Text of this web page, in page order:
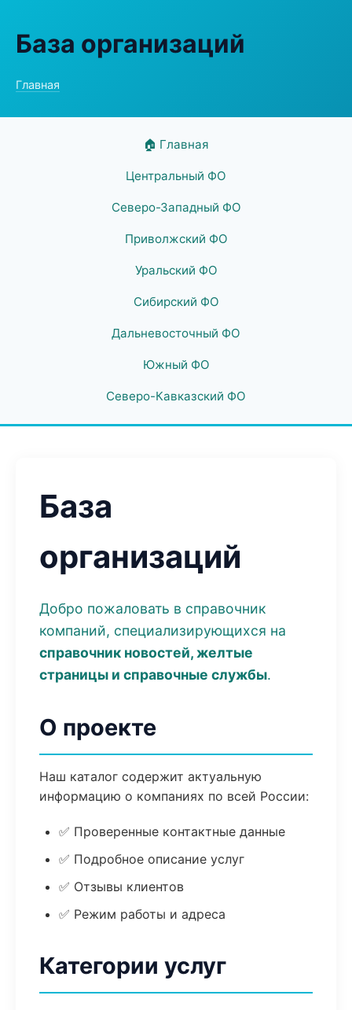
База организаций
Главная
🏠 Главная
Центральный ФО
Северо-Западный ФО
Приволжский ФО
Уральский ФО
Сибирский ФО
Дальневосточный ФО
Южный ФО
Северо-Кавказский ФО
База
организаций
Добро пожаловать в справочник
компаний, специализирующихся на
справочник новостей, желтые
страницы и справочные службы.
О проекте
Наш каталог содержит актуальную
информацию о компаниях по всей России:
✅ Проверенные контактные данные
✅ Подробное описание услуг
✅ Отзывы клиентов
✅ Режим работы и адреса
Категории услуг